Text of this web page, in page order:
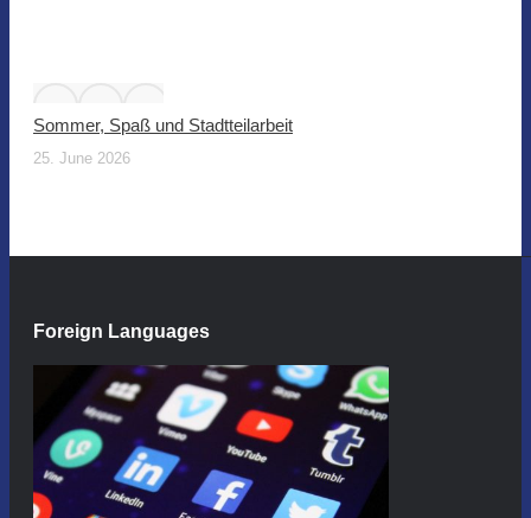
Sommer, Spaß und Stadtteilarbeit
25. June 2026
Foreign Languages